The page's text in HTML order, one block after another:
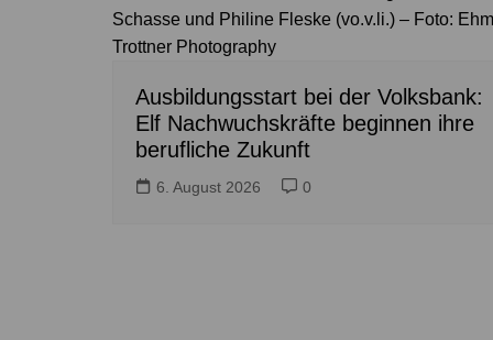
Schasse und Philine Fleske (vo.v.li.) – Foto:
Trottner Photography
Ausbildungsstart bei der Volksbank:
Elf Nachwuchskräfte beginnen ihre
berufliche Zukunft
6. August 2026 0